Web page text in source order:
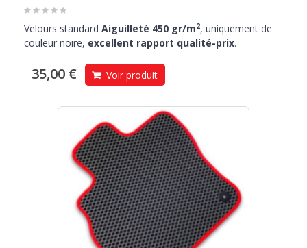
Velours standard Aiguilleté 450 gr/m2, uniquement de
couleur noire, excellent rapport qualité-prix.
35,00 € Voir produit